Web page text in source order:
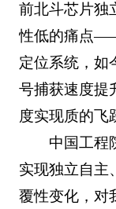
前北斗芯片独
性低的痛点
定位系统，如
号捕获速度提
度实现质的飞
中国工程
实现独立自主
覆性变化，对